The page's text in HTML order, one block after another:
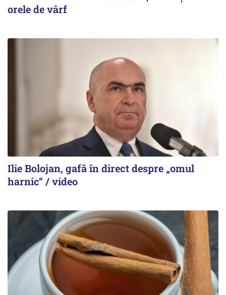
orele de vârf
Ilie Bolojan, gafă în direct despre „omul
harnic“ / video